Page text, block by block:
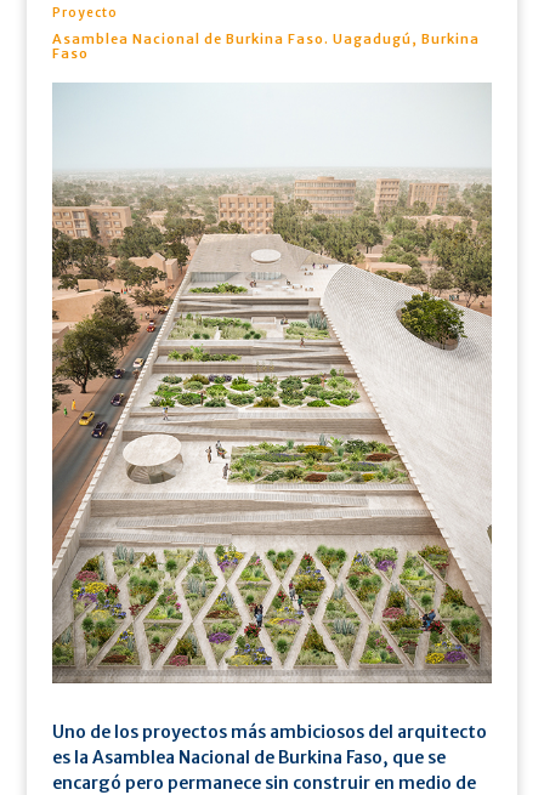
Proyecto
Asamblea Nacional de Burkina Faso. Uagadugú, Burkina
Faso
Uno de los proyectos más ambiciosos del arquitecto
es la Asamblea Nacional de Burkina Faso, que se
encargó pero permanece sin construir en medio de